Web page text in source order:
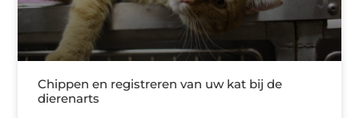
Chippen en registreren van uw kat bij de
dierenarts